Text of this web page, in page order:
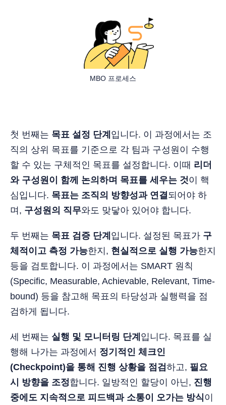
MBO 프로세스
첫 번째는 목표 설정 단계 입니다. 이 과정에서는 조
직의 상위 목표를 기준으로 각 팀과 구성원이 수행
할 수 있는 구체적인 목표를 설정합니다. 이때 리더
와 구성원이 함께 논의하며 목표를 세우는 것이 핵
심입니다. 목표는 조직의 방향성과 연결 되어야 하
며, 구성원의 직무와도 맞닿아 있어야 합니다.
두 번째는 목표 검증 단계 입니다. 설정된 목표가 구
체적이고 측정 가능한지, 현실적으로 실행 가능한지
등을 검토합니다. 이 과정에서는 SMART 원칙
(Specific, Measurable, Achievable, Relevant, Time-
bound) 등을 참고해 목표의 타당성과 실행력을 점
검하게 됩니다.
세 번째는 실행 및 모니터링 단계 입니다. 목표를 실
행해 나가는 과정에서 정기적인 체크인
(Checkpoint)을 통해 진행 상황을 점검 하고, 필요
시 방향을 조정합니다. 일방적인 할당이 아닌, 진행
중에도 지속적으로 피드백과 소통이 오가는 방식이